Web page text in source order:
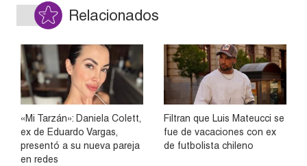
Relacionados
«Mi Tarzán»: Daniela Colett,
ex de Eduardo Vargas,
presentó a su nueva pareja
en redes
Filtran que Luis Mateucci se
fue de vacaciones con ex
de futbolista chileno